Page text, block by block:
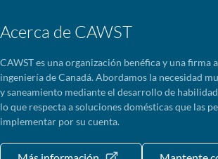
Acerca de CAWST
CAWST es una organización benéfica y una firma
ingeniería de Canadá. Abordamos la necesidad
y saneamiento mediante el desarrollo de
lo que respecta a soluciones domésticas que las
implementar por su cuenta.